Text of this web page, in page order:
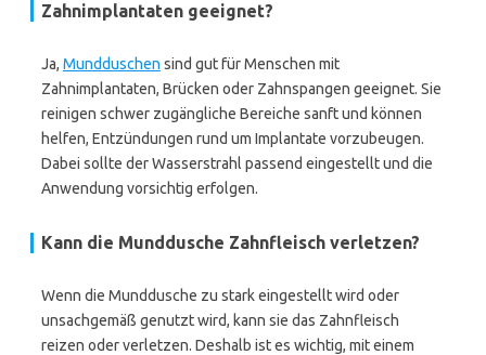
Zahnimplantaten geeignet?
Ja, Mundduschen sind gut für Menschen mit
Zahnimplantaten, Brücken oder Zahnspangen geeignet. Sie
reinigen schwer zugängliche Bereiche sanft und können
helfen, Entzündungen rund um Implantate vorzubeugen.
Dabei sollte der Wasserstrahl passend eingestellt und die
Anwendung vorsichtig erfolgen.
Kann die Munddusche Zahnfleisch verletzen?
Wenn die Munddusche zu stark eingestellt wird oder
unsachgemäß genutzt wird, kann sie das Zahnfleisch
reizen oder verletzen. Deshalb ist es wichtig, mit einem